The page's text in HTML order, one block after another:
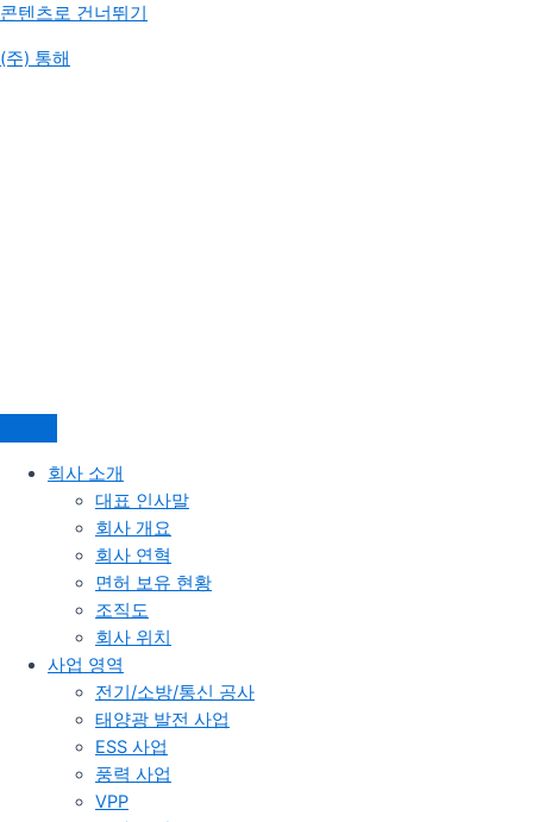
콘텐츠로 건너뛰기
(주) 통해
회사 소개
대표 인사말
회사 개요
회사 연혁
면허 보유 현황
조직도
회사 위치
사업 영역
전기/소방/통신 공사
태양광 발전 사업
ESS 사업
풍력 사업
VPP